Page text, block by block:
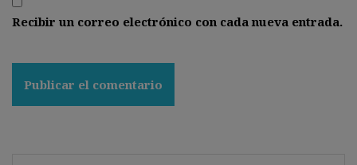
Recibir un correo electrónico con cada nueva entrada.